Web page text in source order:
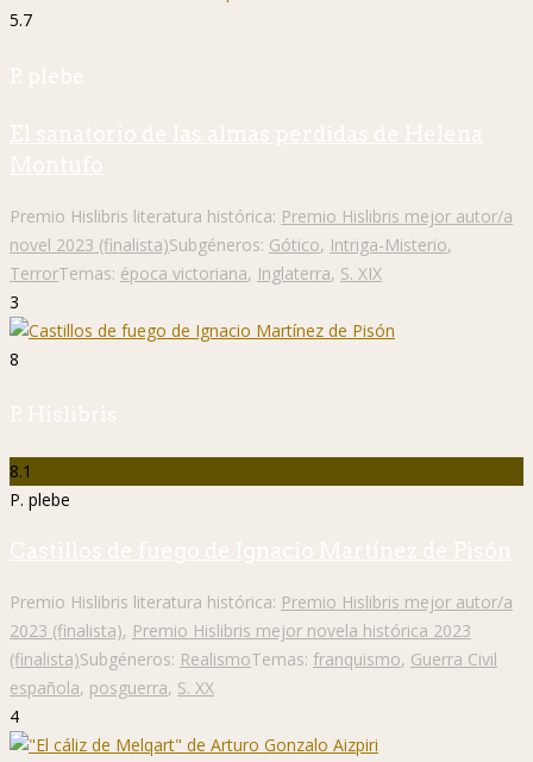
5.7
P. plebe
El sanatorio de las almas perdidas de Helena
Montufo
Premio Hislibris literatura histórica: Premio Hislibris mejor autor/a
novel 2023 (finalista)Subgéneros: Gótico, Intriga-Misterio,
TerrorTemas: época victoriana, Inglaterra, S. XIX
3
8
P. Hislibris
8.1
P. plebe
Castillos de fuego de Ignacio Martínez de Pisón
Premio Hislibris literatura histórica: Premio Hislibris mejor autor/a
2023 (finalista), Premio Hislibris mejor novela histórica 2023
(finalista)Subgéneros: RealismoTemas: franquismo, Guerra Civil
española, posguerra, S. XX
4